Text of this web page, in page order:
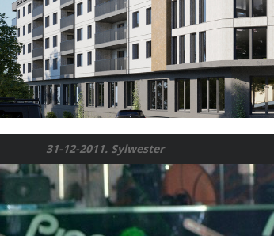
31-12-2011. Sylwester